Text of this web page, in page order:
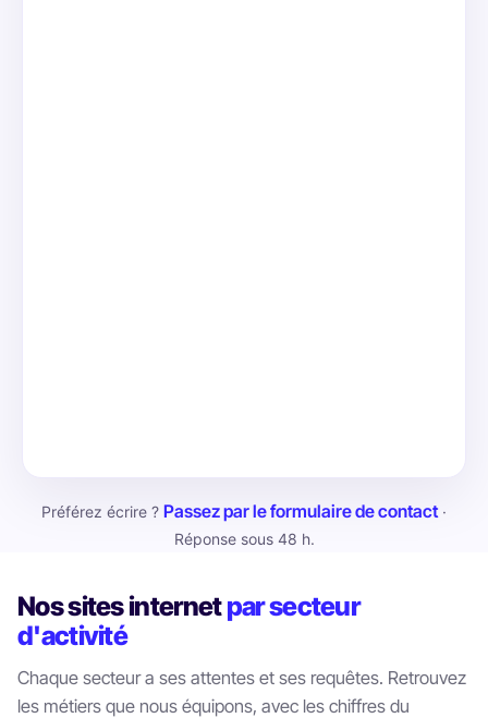
Préférez écrire ? Passez par le formulaire de contact ·
Réponse sous 48 h.
Nos sites internetpar secteur
d'activité
Chaque secteur a ses attentes et ses requêtes. Retrouvez
les métiers que nous équipons, avec les chiffres du